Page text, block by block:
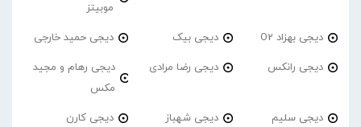
موبیتز
دیجی بهزاد O2 دیجی بیک دیجی حمید خارجی
دیجی رانکس دیجی رضا مرادی
دیجی رهام و مجید
مکس
دیجی سلیم دیجی شهباز دیجی کارن